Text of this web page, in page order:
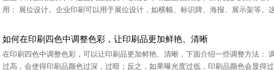
用： 展位设计。企业印刷可以用于展位设计，如横幅、标识牌、海报、展示架等。
如何在印刷四色中调整色彩，让印刷品更加鲜艳、清晰
在印刷四色中调整色彩，可以让印刷品更加鲜艳、清晰，下面介绍一些调整方法：
过高，会使得印刷品颜色过深，过暗；反之，如果曝光度过低，印刷品颜色会显得